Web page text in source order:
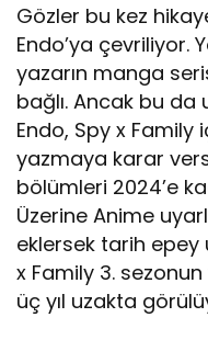
Gözler bu kez
Endo’ya çevriliyor.
yazarın manga
bağlı. Ancak bu da
Endo, Spy x
yazmaya karar
bölümleri 2024’e
Üzerine Anime
eklersek tarih epey
x Family 3.
üç yıl uzakta